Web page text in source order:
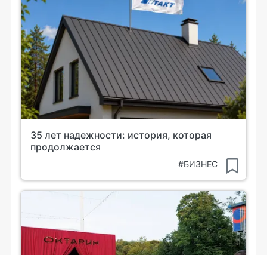
35 лет надежности: история, которая
продолжается
#БИЗНЕС